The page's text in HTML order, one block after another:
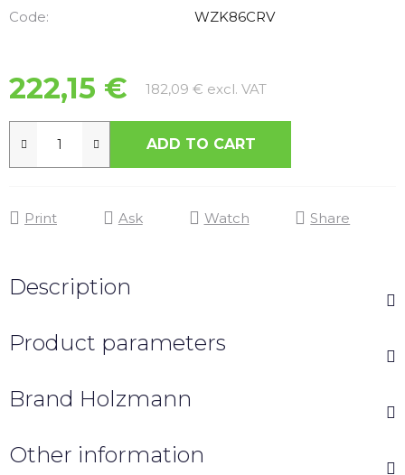
Code:
WZK86CRV
222,15 € 182,09 € excl. VATMeasure price:
ADD TO CART
Print Ask Watch Share
Description
Product parameters
Brand Holzmann
Other information